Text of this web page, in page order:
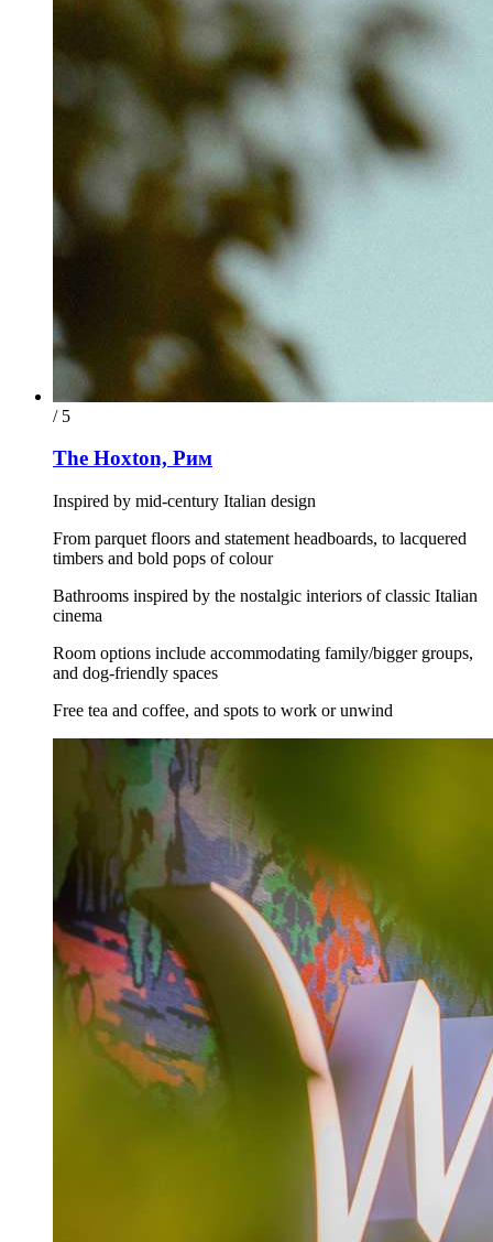
/ 5
The Hoxton, Рим
Inspired by mid-century Italian design
From parquet floors and statement headboards, to lacquered
timbers and bold pops of colour
Bathrooms inspired by the nostalgic interiors of classic Italian
cinema
Room options include accommodating family/bigger groups,
and dog-friendly spaces
Free tea and coffee, and spots to work or unwind